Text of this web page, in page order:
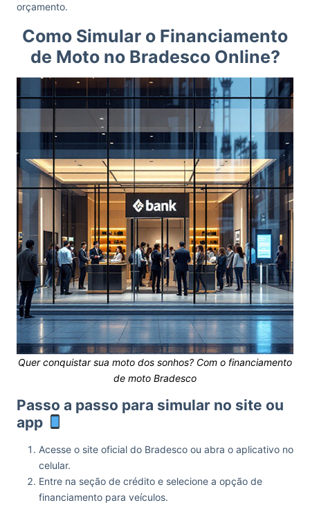
orçamento.
Como Simular o Financiamento
de Moto no Bradesco Online?
Quer conquistar sua moto dos sonhos? Com o financiamento
de moto Bradesco
Passo a passo para simular no site ou
app
Acesse o site oficial do Bradesco ou abra o aplicativo no
celular.
Entre na seção de crédito e selecione a opção de
financiamento para veículos.